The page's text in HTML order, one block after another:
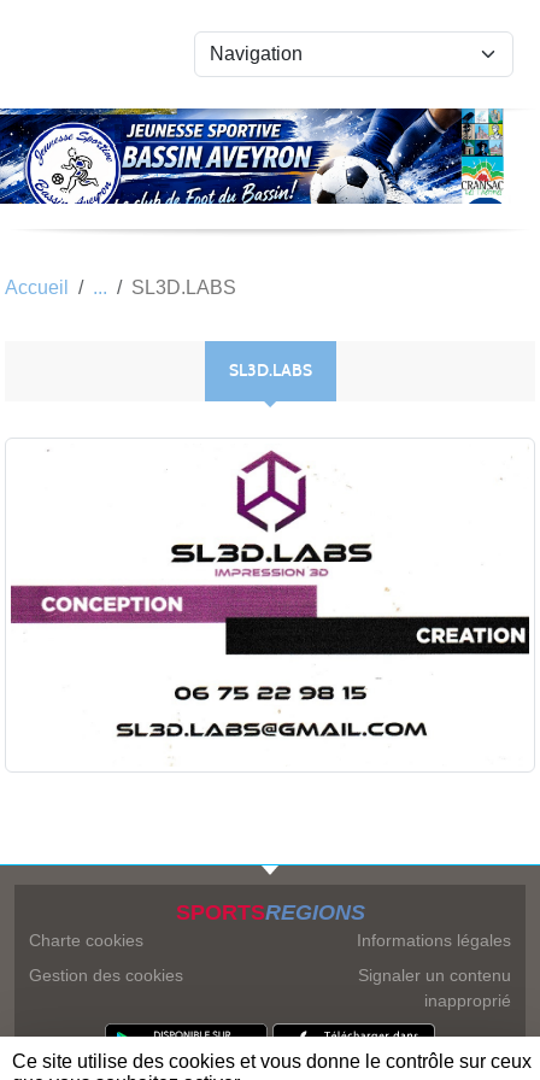
Accueil SL3D.LABS
SL3D.LABS
SPORTSREGIONS
Charte cookies
Gestion des cookies
Informations légales
Signaler un contenu
inapproprié
Ce site utilise des cookies et vous donne le contrôle sur ceux